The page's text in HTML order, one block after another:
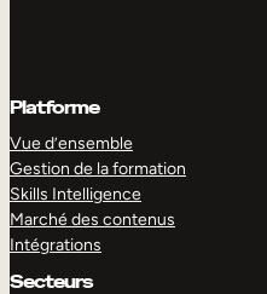
Platforme
Vue d’ensemble
Gestion de la formation
Skills Intelligence
Marché des contenus
Intégrations
Secteurs